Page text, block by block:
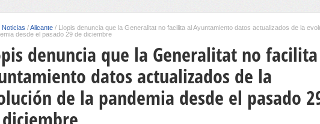
Noticias /Alicante / Llopis denuncia que la Generalitat no facilita al Ayuntamiento datos actualizados de la
desde el pasado 29 de diciembre
denuncia que la Generalitat no
datos actualizados de la
de la pandemia desde el pasado